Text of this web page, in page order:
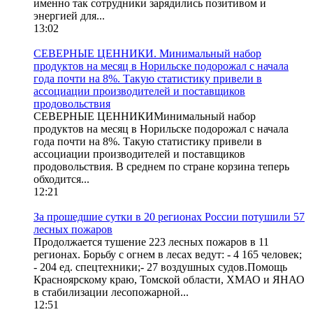
именно так сотрудники зарядились позитивом и
энергией для...
13:02
СЕВЕРНЫЕ ЦЕННИКИ. Минимальный набор
продуктов на месяц в Норильске подорожал с начала
года почти на 8%. Такую статистику привели в
ассоциации производителей и поставщиков
продовольствия
СЕВЕРНЫЕ ЦЕННИКИМинимальный набор
продуктов на месяц в Норильске подорожал с начала
года почти на 8%. Такую статистику привели в
ассоциации производителей и поставщиков
продовольствия. В среднем по стране корзина теперь
обходится...
12:21
За прошедшие сутки в 20 регионах России потушили 57
лесных пожаров
Продолжается тушение 223 лесных пожаров в 11
регионах. Борьбу с огнем в лесах ведут: - 4 165 человек;
- 204 ед. спецтехники;- 27 воздушных судов.Помощь
Красноярскому краю, Томской области, ХМАО и ЯНАО
в стабилизации лесопожарной...
12:51